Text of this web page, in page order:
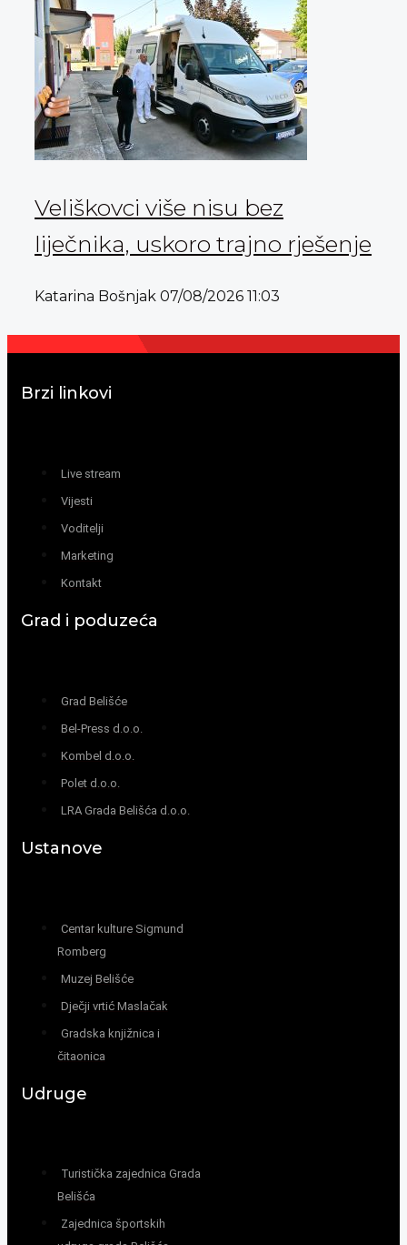
Veliškovci više nisu bez
liječnika, uskoro trajno rješenje
Katarina Bošnjak 07/08/2026 11:03
Brzi linkovi
Live stream
Vijesti
Voditelji
Marketing
Kontakt
Grad i poduzeća
Grad Belišće
Bel-Press d.o.o.
Kombel d.o.o.
Polet d.o.o.
LRA Grada Belišća d.o.o.
Ustanove
Centar kulture Sigmund
Romberg
Muzej Belišće
Dječji vrtić Maslačak
Gradska knjižnica i
čitaonica
Udruge
Turistička zajednica Grada
Belišća
Zajednica športskih